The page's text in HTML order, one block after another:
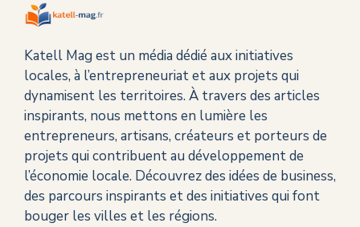
Katell Mag est un média dédié aux initiatives
locales, à l’entrepreneuriat et aux projets qui
dynamisent les territoires. À travers des articles
inspirants, nous mettons en lumière les
entrepreneurs, artisans, créateurs et porteurs de
projets qui contribuent au développement de
l’économie locale. Découvrez des idées de business,
des parcours inspirants et des initiatives qui font
bouger les villes et les régions.